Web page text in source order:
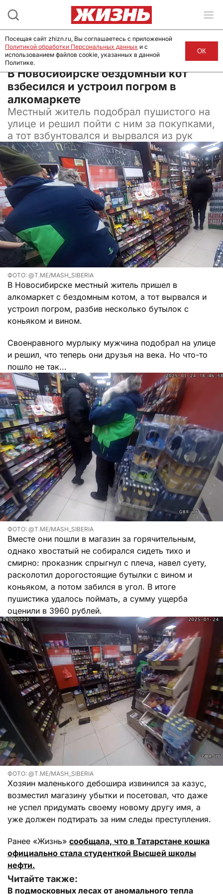
28 января 2025, 17:00
В Новосибирске бездомный кот
взбесился и устроил погром в
алкомаркете
Местный житель подобрал пушистого на
улице и решил пойти с ним за покупками,
а тот взбунтовался и вырвался из рук
ФОТО: @T.ME/MASH_SIBERIA
В Новосибирске местный житель пришел в
алкомаркет с бездомным котом, а тот вырвался и
устроил погром, разбив несколько бутылок с
коньяком и вином.
Своенравного мурлыку мужчина подобрал на улице
и решил, что теперь они друзья на века. Но что-то
пошло не так...
ФОТО: @T.ME/MASH_SIBERIA
Вместе они пошли в магазин за горячительным,
однако хвостатый не собирался сидеть тихо и
смирно: проказник спрыгнул с плеча, навел суету,
расколотил дорогостоящие бутылки с вином и
коньяком, а потом забился в угол. В итоге
пушистика удалось поймать, а сумму ущерба
оценили в 3960 рублей.
ФОТО: @T.ME/MASH_SIBERIA
Хозяин маленького дебошира извинился за казус,
возместил магазину убытки и посетовал, что даже
не успел придумать своему новому другу имя, а
уже должен подтирать за ним следы преступления.
Ранее «Жизнь» сообщала, что в Татарстане кошка
официально стала студенткой Высшей школы
нефти.
Читайте также:
В подмосковных лесах от аномального тепла
Посещая сайт zhizn.ru, Вы соглашаетесь с приложенной
Политикой обработки Персональных данных и с
использованием файлов cookie, указанных в данной
Политике.
ОК